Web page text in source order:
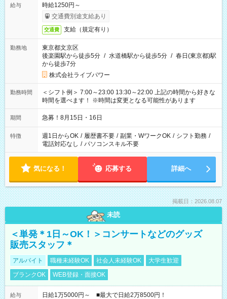
給与
時給1250円～
交通費別途支給あり
交通費 支給（規定有り）
勤務地
東京都文京区
後楽園駅から徒歩5分 / 水道橋駅から徒歩5分 / 春日(東京都)駅
から徒歩7分
株式会社ライブパワー
勤務時間
＜シフト例＞ 7:00～23:00 13:30～22:00 上記の時間から好きな
時間を選べます！ ※時間は変更となる可能性があります
期間 急募！8月15日・16日
特徴 週1日からOK / 履歴書不要 / 副業・WワークOK / シフト勤務 /
電話対応なし / パソコンスキル不要
気になる！ 応募する 詳細へ
掲載日：2026.08.07
未読
＜単発＊1日～OK！＞コンサートなどのグッズ
販売スタッフ＊
アルバイト 職種未経験OK 社会人未経験OK
大学生歓迎
ブランクOK
WEB登録・面接OK
給与 日給1万5000円～ ■最大で日給2万8500円！